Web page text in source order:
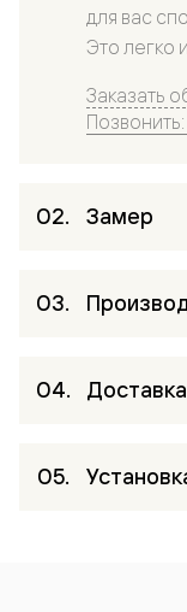
для вас
Это легко
Заказать
Замер
Доставка